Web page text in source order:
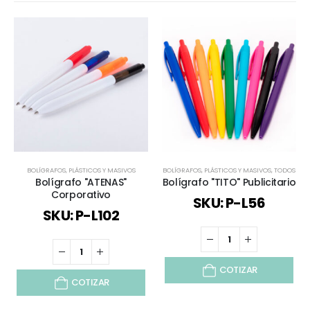
BOLÍGRAFOS, PLÁSTICOS Y MASIVOS
Bolígrafo "ATENAS"
Corporativo
SKU: P-L102
COTIZAR
BOLÍGRAFOS, PLÁSTICOS Y MASIVOS,TODOS
Bolígrafo "TITO" Publicitario
SKU: P-L56
COTIZAR